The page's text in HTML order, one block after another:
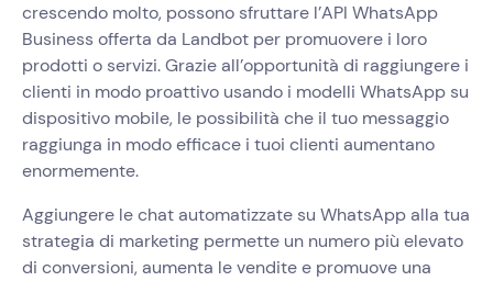
crescendo molto, possono sfruttare l’API WhatsApp
Business offerta da Landbot per promuovere i loro
prodotti o servizi. Grazie all’opportunità di raggiungere i
clienti in modo proattivo usando i modelli WhatsApp su
dispositivo mobile, le possibilità che il tuo messaggio
raggiunga in modo efficace i tuoi clienti aumentano
enormemente.
Aggiungere le chat automatizzate su WhatsApp alla tua
strategia di marketing permette un numero più elevato
di conversioni, aumenta le vendite e promuove una